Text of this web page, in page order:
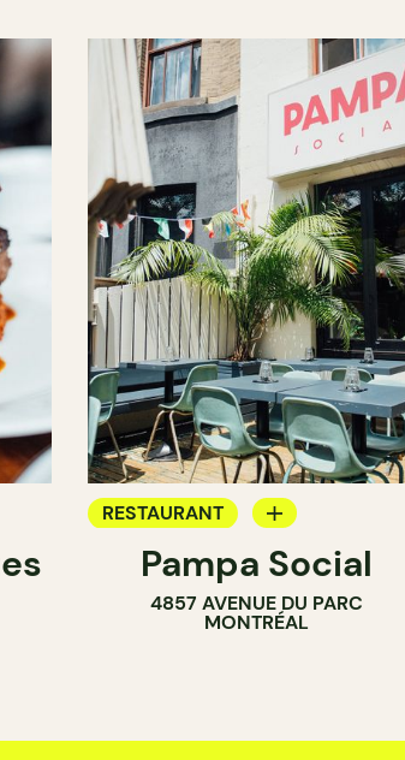
RESTAURANT
CAFÉPampa Social
4857 AVENUE DU PARC
MONTRÉAL